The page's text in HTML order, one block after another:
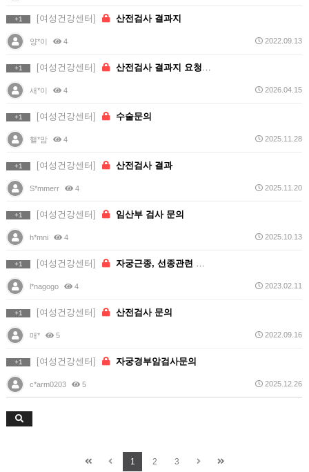
+1 [여성건강센터] 산전검사 결과지
양*이 4 2022.09.13
+1 [여성건강센터] 산전검사 결과지 요청드립니다
새*이 4 2026.04.15
+1 [여성건강센터] 수술문의
핼*맘 4 2025.11.28
+1 [여성건강센터] 산전검사 결과
S*mmerr 4 2025.11.20
+1 [여성건강센터] 임산부 검사 문의
h*mni 4 2025.10.13
+1 [여성건강센터] 자궁근종, 선종관련 문의
l*nagogo 4 2023.02.11
+1 [여성건강센터] 산전검사 문의
매* 5 2022.09.16
+1 [여성건강센터] 자궁경부암검사문의
c*arm0203 5 2025.12.26
1 2 3